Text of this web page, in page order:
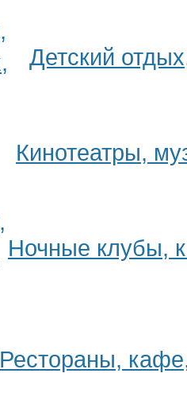
Детский
Кинотеатры,
Ночные клубы,
Рестораны,